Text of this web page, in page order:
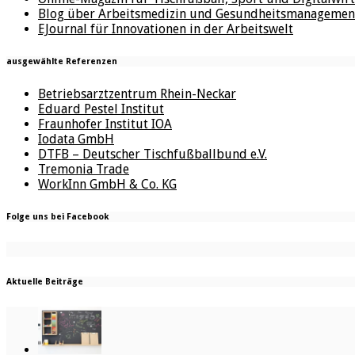
Blog über Arbeitsmedizin und
EJournal für Innovationen in der Arbeitswelt
ausgewählte Referenzen
Betriebsarztzentrum Rhein-Neckar
Eduard Pestel Institut
Fraunhofer Institut IOA
Iodata GmbH
DTFB – Deutscher Tischfußballbund e.V.
Tremonia Trade
WorkInn GmbH & Co. KG
Folge uns bei Facebook
Aktuelle Beiträge